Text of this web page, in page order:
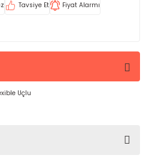
Tavsiye Et Fiyat Alarmı
Uçlu